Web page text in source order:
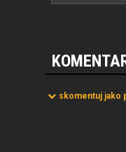
skomentuj jako